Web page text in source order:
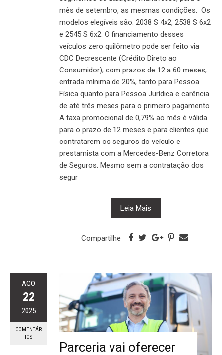
mês de setembro, as mesmas condições. Os
modelos elegíveis são: 2038 S 4x2, 2538 S 6x2
e 2545 S 6x2. O financiamento desses
veículos zero quilômetro pode ser feito via
CDC Decrescente (Crédito Direto ao
Consumidor), com prazos de 12 a 60 meses,
entrada mínima de 20%, tanto para Pessoa
Física quanto para Pessoa Jurídica e carência
de até três meses para o primeiro pagamento
A taxa promocional de 0,79% ao mês é válida
para o prazo de 12 meses e para clientes que
contratarem os seguros do veículo e
prestamista com a Mercedes-Benz Corretora
de Seguros. Mesmo sem a contratação dos
segur
Leia Mais
Compartilhe
AGO
22
2025
COMENTÁR
IOS
Parceria vai oferecer